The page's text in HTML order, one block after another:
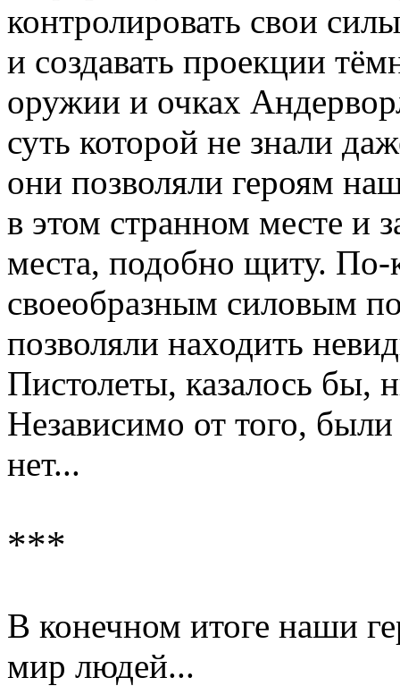
контролировать свои
и создавать проекции
оружии и очках
суть которой не знали
они позволяли героям
в этом странном месте и
места, подобно щиту. По-
своеобразным силовым
позволяли находить
Пистолеты, казалось бы,
Независимо от того,
нет...
***
В конечном итоге наши
мир людей...